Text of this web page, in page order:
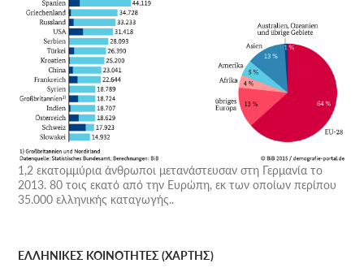
1,2 εκατομμύρια άνθρωποι μετανάστευσαν στη Γερμανία το
2013. 80 τοις εκατό από την Ευρώπη, εκ των οποίων περίπου
35.000 ελληνικής καταγωγής..
ΕΛΛΗΝΙΚΕΣ ΚΟΙΝΟΤΗΤΕΣ (ΧΑΡΤΗΣ)